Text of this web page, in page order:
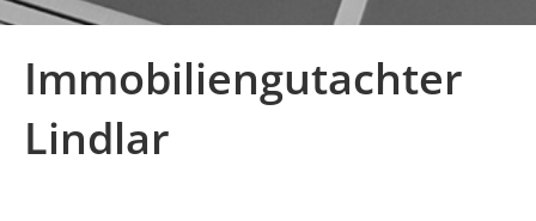
Immobiliengutachter
Lindlar